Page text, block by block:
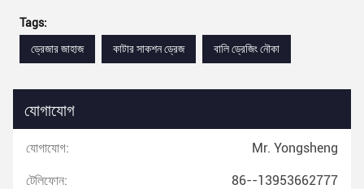
Tags:
ড্রেজার জাহাজ
কাটার সাকশন ড্রেজ বালি ড্রেজিং নৌকা
যোগাযোগ
যোগাযোগ: Mr. Yongsheng
টেলিফোন: 86--13953662777